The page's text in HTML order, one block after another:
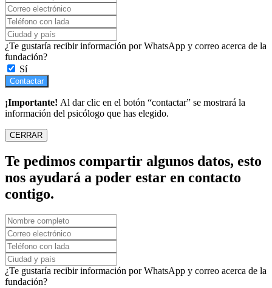
¿Te gustaría recibir información por WhatsApp y correo acerca de la
fundación?
Sí
Contactar
¡Importante! Al dar clic en el botón “contactar” se mostrará la
información del psicólogo que has elegido.
CERRAR
Te pedimos compartir algunos datos, esto
nos ayudará a poder estar en contacto
contigo.
¿Te gustaría recibir información por WhatsApp y correo acerca de la
fundación?